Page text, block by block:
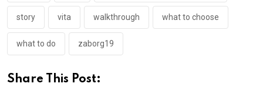
story vita walkthrough what to choose
what to do zaborg19
Share This Post: